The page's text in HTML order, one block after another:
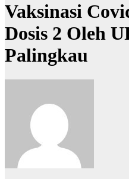
Vaksinasi
Dosis 2 Oleh
Palingkau